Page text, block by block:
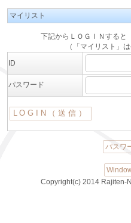
マイリスト
下記からＬＯＧＩＮすると
（「マイリスト」
ID
パスワード
パスワ
Copyright(c) 2014 Rajiten-